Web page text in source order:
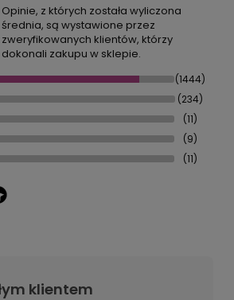
Opinie, z których została wyliczona
średnia, są wystawione przez
zweryfikowanych klientów, którzy
dokonali zakupu w sklepie.
(1444)
(234)
(11)
(9)
(11)
klientem